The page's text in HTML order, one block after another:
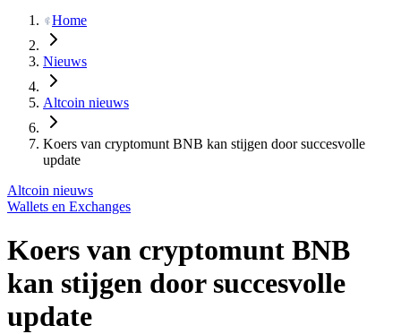
Home
Nieuws
Altcoin nieuws
Koers van cryptomunt BNB kan stijgen door succesvolle
update
Altcoin nieuws
Wallets en Exchanges
Koers van cryptomunt BNB
kan stijgen door succesvolle
update